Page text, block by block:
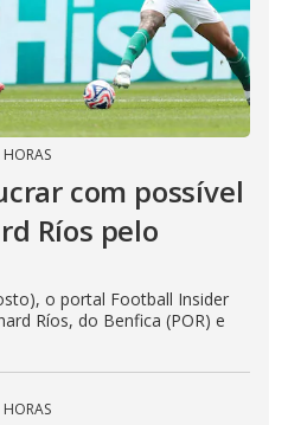
com possível
Ríos pelo
o portal Football Insider
Ríos, do Benfica (POR) e